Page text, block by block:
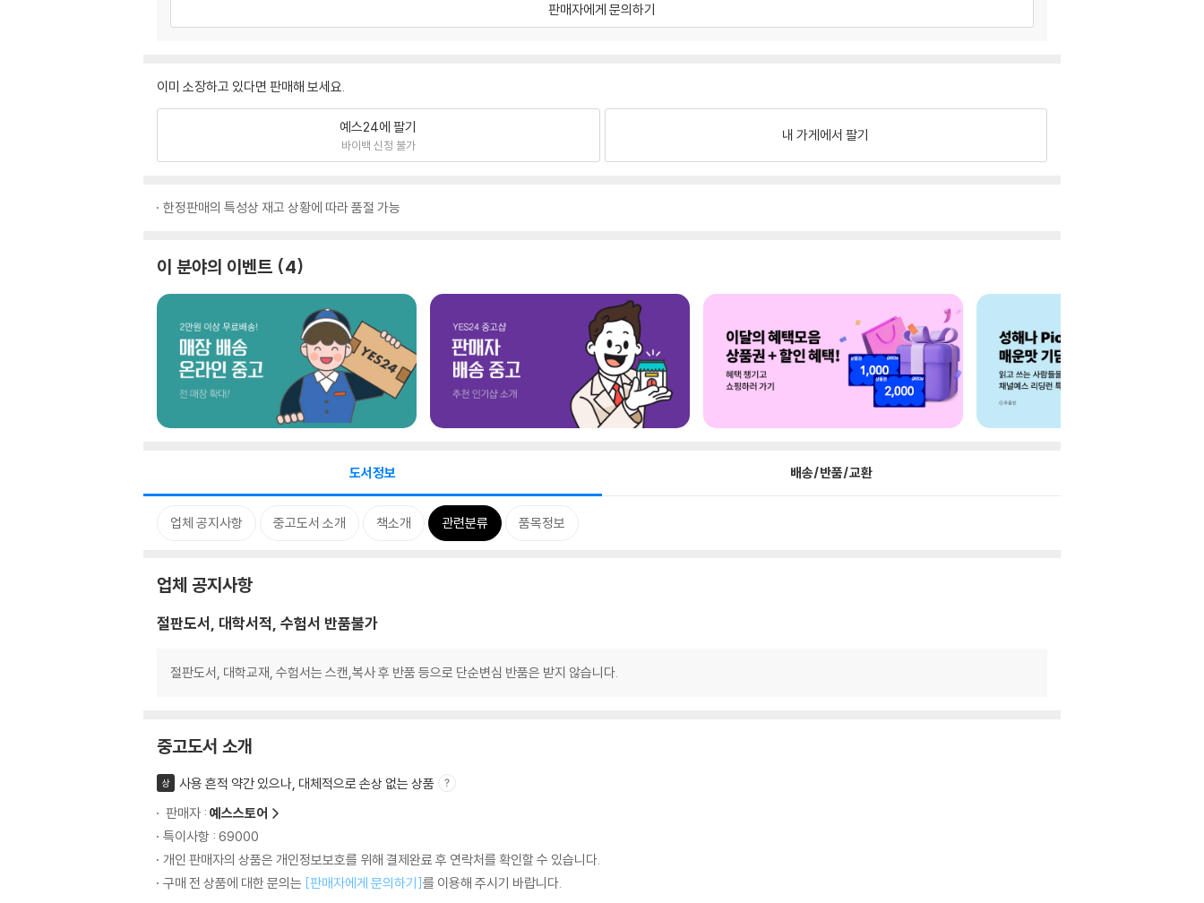
판매자에게 문의하기
이미 소장하고 있다면 판매해 보세요.
예스24에 팔기
바이백 신청 불가
내 가게에서 팔기
한정판매의 특성상 재고 상황에 따라 품절 가능
이 분야의 이벤트 4
도서정보 배송/반품/교환
업체 공지사항 중고도서 소개 책소개 관련분류 품목정보
업체 공지사항
절판도서, 대학서적, 수험서 반품불가
절판도서, 대학교재, 수험서는 스캔,복사 후 반품 등으로 단순변심 반품은 받지 않습니다.
중고도서 소개
상
사용 흔적 약간 있으나, 대체적으로 손상 없는 상품
판매자 : 예스스토어
특이사항 : 69000
개인 판매자의 상품은 개인정보보호를 위해 결제완료 후 연락처를 확인할 수 있습니다.
구매 전 상품에 대한 문의는 [판매자에게 문의하기]를 이용해 주시기 바랍니다.